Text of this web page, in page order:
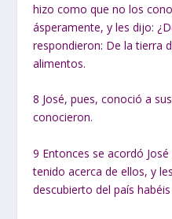
hizo como que no los
ásperamente, y les dijo:
respondieron: De la tierra
alimentos.
8 José, pues, conoció a
conocieron.
9 Entonces se acordó
tenido acerca de ellos, y
descubierto del país